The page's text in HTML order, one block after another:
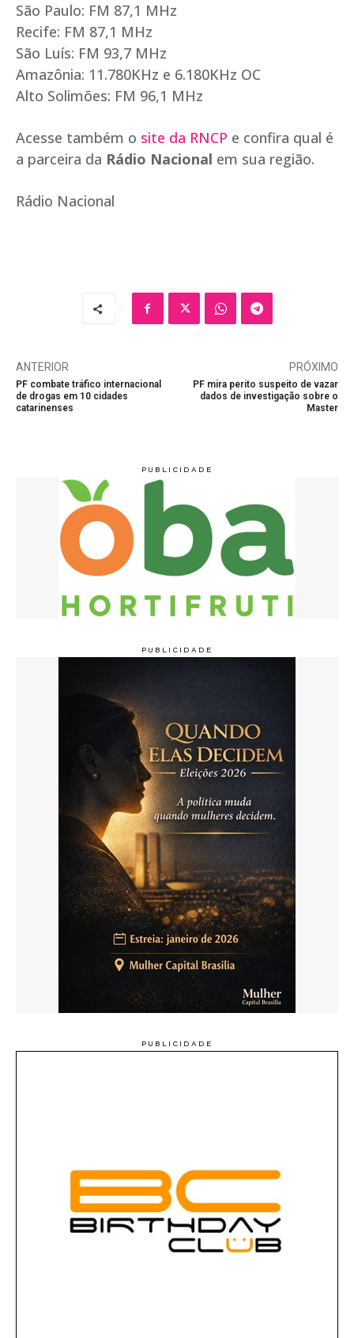
São Paulo: FM 87,1 MHz
Recife: FM 87,1 MHz
São Luís: FM 93,7 MHz
Amazônia: 11.780KHz e 6.180KHz OC
Alto Solimões: FM 96,1 MHz
Acesse também o site da RNCP e confira qual é
a parceira da Rádio Nacional em sua região.
Rádio Nacional
ANTERIOR
PF combate tráfico internacional
de drogas em 10 cidades
catarinenses
PRÓXIMO
PF mira perito suspeito de vazar
dados de investigação sobre o
Master